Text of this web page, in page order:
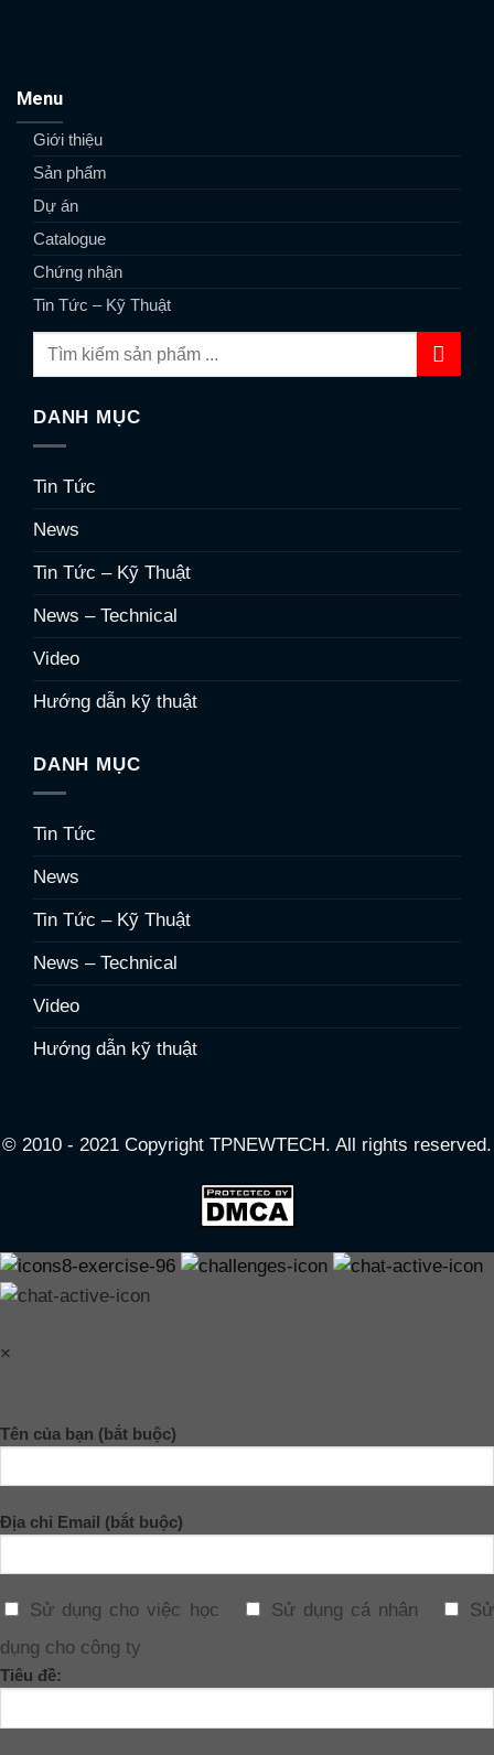
Menu
Giới thiệu
Sản phẩm
Dự án
Catalogue
Chứng nhận
Tin Tức – Kỹ Thuật
DANH MỤC
Tin Tức
News
Tin Tức – Kỹ Thuật
News – Technical
Video
Hướng dẫn kỹ thuật
DANH MỤC
Tin Tức
News
Tin Tức – Kỹ Thuật
News – Technical
Video
Hướng dẫn kỹ thuật
© 2010 - 2021 Copyright TPNEWTECH. All rights reserved.
×
Tên của bạn (bắt buộc)
Địa chỉ Email (bắt buộc)
Sử dụng cho việc học Sử dụng cá nhân
Sử
dụng cho công ty
Tiêu đề: